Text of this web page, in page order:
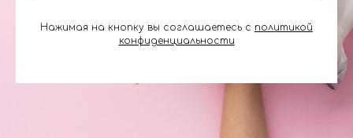
Нажимая на кнопку вы соглашаетесь с политикой
конфиденциальности